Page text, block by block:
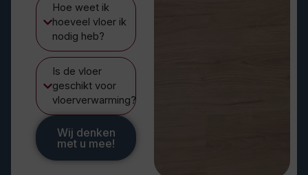
Hoe weet ik
hoeveel vloer ik
nodig heb?
Is de vloer
geschikt voor
vloerverwarming?
Wij denken
met u mee!